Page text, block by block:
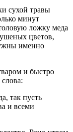
сухой травы
минут
ложку меда
цветов,
именно
и быстро
так пусть
и всеми